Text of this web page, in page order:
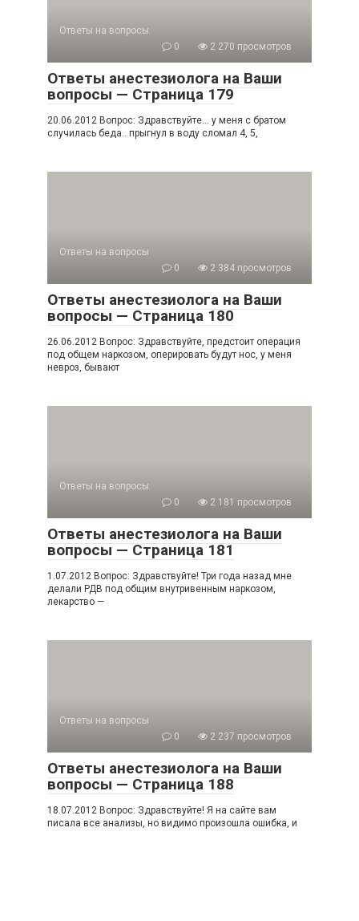
Ответы на вопросы
0
2 270 просмотров
Ответы анестезиолога на Ваши
вопросы — Страница 179
20.06.2012 Вопрос: Здравствуйте… у меня с братом
случилась беда.. прыгнул в воду сломал 4, 5,
Ответы на вопросы
0
2 384 просмотров
Ответы анестезиолога на Ваши
вопросы — Страница 180
26.06.2012 Вопрос: Здравствуйте, предстоит операция
под общем наркозом, оперировать будут нос, у меня
невроз, бывают
Ответы на вопросы
0
2 181 просмотров
Ответы анестезиолога на Ваши
вопросы — Страница 181
1.07.2012 Вопрос: Здравствуйте! Три года назад мне
делали РДВ под общим внутривенным наркозом,
лекарство —
Ответы на вопросы
0
2 237 просмотров
Ответы анестезиолога на Ваши
вопросы — Страница 188
18.07.2012 Вопрос: Здравствуйте! Я на сайте вам
писала все анализы, но видимо произошла ошибка, и